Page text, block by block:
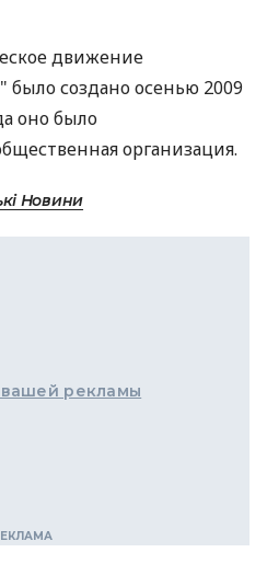
движение
создано осенью 2009
оно было
организация.
Новини
рекламы